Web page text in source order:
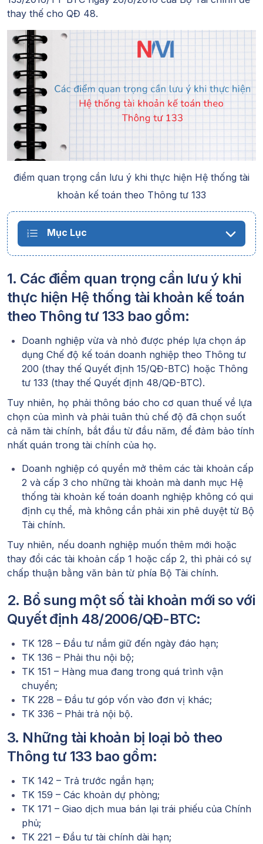
thay thế cho QĐ 48.
điểm quan trọng cần lưu ý khi thực hiện Hệ thống tài
khoản kế toán theo Thông tư 133
Mục Lục
1. Các điểm quan trọng cần lưu ý khi
thực hiện Hệ thống tài khoản kế toán
theo Thông tư 133 bao gồm:
Doanh nghiệp vừa và nhỏ được phép lựa chọn áp
dụng Chế độ kế toán doanh nghiệp theo Thông tư
200 (thay thế Quyết định 15/QĐ-BTC) hoặc Thông
tư 133 (thay thế Quyết định 48/QĐ-BTC).
Tuy nhiên, họ phải thông báo cho cơ quan thuế về lựa
chọn của mình và phải tuân thủ chế độ đã chọn suốt
cả năm tài chính, bắt đầu từ đầu năm, để đảm bảo tính
nhất quán trong tài chính của họ.
Doanh nghiệp có quyền mở thêm các tài khoản cấp
2 và cấp 3 cho những tài khoản mà danh mục Hệ
thống tài khoản kế toán doanh nghiệp không có qui
định cụ thể, mà không cần phải xin phê duyệt từ Bộ
Tài chính.
Tuy nhiên, nếu doanh nghiệp muốn thêm mới hoặc
thay đổi các tài khoản cấp 1 hoặc cấp 2, thì phải có sự
chấp thuận bằng văn bản từ phía Bộ Tài chính.
2. Bổ sung một số tài khoản mới so với
Quyết định 48/2006/QĐ-BTC:
TK 128 – Đầu tư nắm giữ đến ngày đáo hạn;
TK 136 – Phải thu nội bộ;
TK 151 – Hàng mua đang trong quá trình vận
chuyển;
TK 228 – Đầu tư góp vốn vào đơn vị khác;
TK 336 – Phải trả nội bộ.
3. Những tài khoản bị loại bỏ theo
Thông tư 133 bao gồm:
TK 142 – Trả trước ngắn hạn;
TK 159 – Các khoản dự phòng;
TK 171 – Giao dịch mua bán lại trái phiếu của Chính
phủ;
TK 221 – Đầu tư tài chính dài hạn;